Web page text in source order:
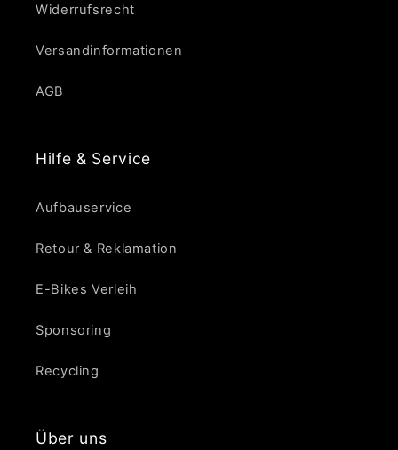
Widerrufsrecht
Versandinformationen
AGB
Hilfe & Service
Aufbauservice
Retour & Reklamation
E-Bikes Verleih
Sponsoring
Recycling
Über uns